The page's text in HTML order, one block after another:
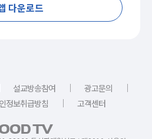
다운로드
설교방송참여 ｜ 광고문의
｜
정보취급방침 ｜ 고객센터